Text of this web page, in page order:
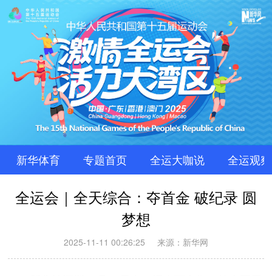
新华体育 专题首页 全运大咖说 全运观察
全运会｜全天综合：夺首金 破纪录 圆
梦想
2025-11-11 00:26:25 来源：新华网